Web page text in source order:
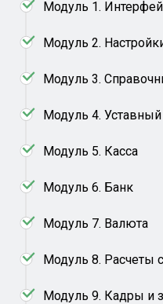
Модуль 1.
Модуль 2.
Модуль 3.
Модуль 4. Уставный
Модуль 5. Касса
Модуль 6. Банк
Модуль 7. Валюта
Модуль 8. Расчеты
Модуль 9. Кадры и